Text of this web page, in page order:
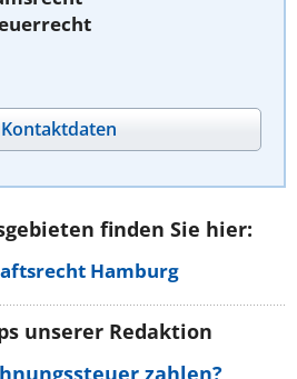
Kontaktdaten
finden Sie hier:
Hamburg
unserer Redaktion
zahlen?